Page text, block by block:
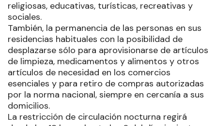
las actividades económicas, industriales,
comerciales, de servicios, culturales, deportivas,
religiosas, educativas, turísticas, recreativas y
sociales.
También, la permanencia de las personas en sus
residencias habituales con la posibilidad de
desplazarse sólo para aprovisionarse de artículos
de limpieza, medicamentos y alimentos y otros
artículos de necesidad en los comercios
esenciales y para retiro de compras autorizadas
por la norma nacional, siempre en cercanía a sus